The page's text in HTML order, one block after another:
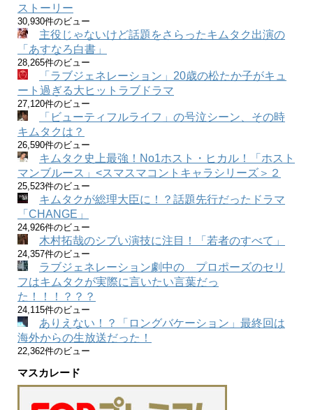
ストーリー
30,930件のビュー
主役じゃないけど話題をさらったキムタク出演の
「あすなろ白書」
28,265件のビュー
「ラブジェネレーション」20歳の松たか子がキュ
ート過ぎる大ヒットラブドラマ
27,120件のビュー
「ビューティフルライフ」の号泣シーン、その時
キムタクは？
26,590件のビュー
キムタク史上最強！No1ホスト・ヒカル！「ホスト
マンブルース」<スマスマコントキャラシリーズ＞２
25,523件のビュー
キムタクが総理大臣に！？話題先行だったドラマ
「CHANGE」
24,926件のビュー
木村拓哉のシブい演技に注目！「若者のすべて」
24,357件のビュー
ラブジェネレーション劇中の プロポーズのセリ
フはキムタクが実際に言いたい言葉だっ
た！！！？？？
24,115件のビュー
ありえない！？「ロングバケーション」最終回は
海外からの生放送だった！
22,362件のビュー
マスカレード